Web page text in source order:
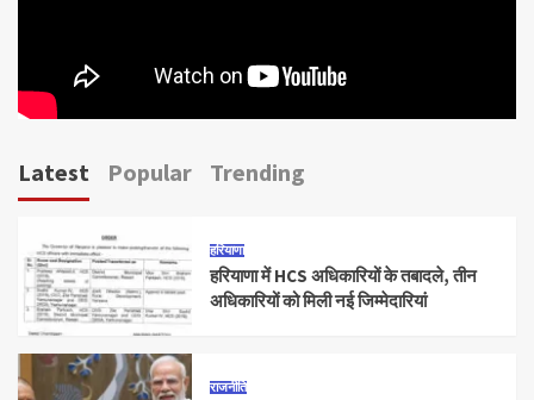
Latest Popular Trending
हरियाणा
हरियाणा में HCS अधिकारियों के तबादले, तीन
अधिकारियों को मिली नई जिम्मेदारियां
राजनीति